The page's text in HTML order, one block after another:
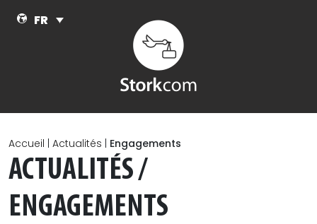
FR
Accueil Actualités Engagements
ACTUALITÉS /
ENGAGEMENTS